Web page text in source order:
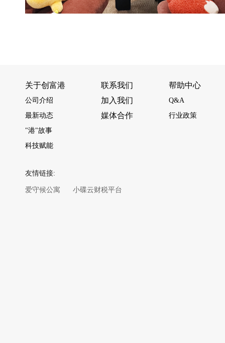
关于创富港
公司介绍
最新动态
"港"故事
科技赋能
联系我们
加入我们
媒体合作
帮助中心
Q&A
行业政策
友情链接:
爱守候公寓 小碟云财税平台